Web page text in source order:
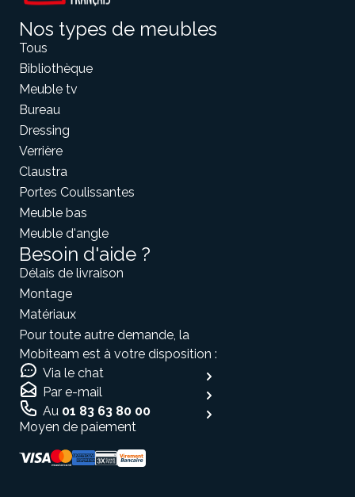
Nos types de meubles
Tous
Bibliothèque
Meuble tv
Bureau
Dressing
Verrière
Claustra
Portes Coulissantes
Meuble bas
Meuble d'angle
Besoin d'aide ?
Délais de livraison
Montage
Matériaux
Pour toute autre demande, la
Mobiteam est à votre disposition :
Via le chat
Par e-mail
Au 01 83 63 80 00
Moyen de paiement